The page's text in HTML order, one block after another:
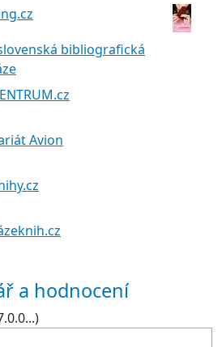
bibliografická
Avion
a hodnocení